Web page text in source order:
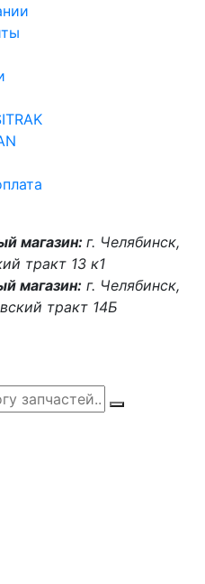
магазин: г. Челябинск,
тракт 13 к1
магазин: г. Челябинск,
тракт 14Б